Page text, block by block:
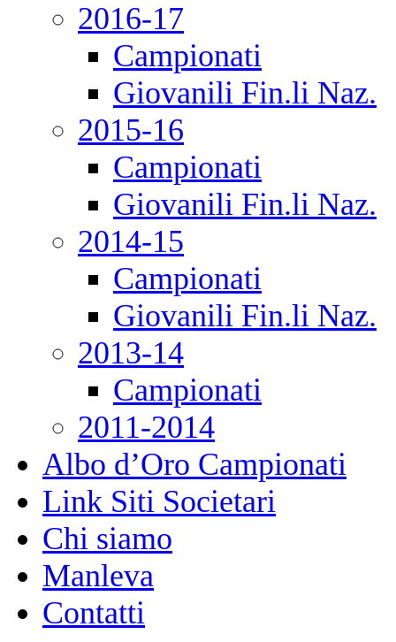
2016-17
Campionati
Giovanili Fin.li Naz.
2015-16
Campionati
Giovanili Fin.li Naz.
2014-15
Campionati
Giovanili Fin.li Naz.
2013-14
Campionati
2011-2014
Albo d’Oro Campionati
Link Siti Societari
Chi siamo
Manleva
Contatti